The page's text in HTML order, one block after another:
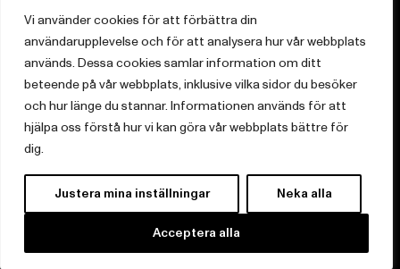
Vi använder cookies för att förbättra din
användarupplevelse och för att analysera hur vår webbplats
används. Dessa cookies samlar information om ditt
beteende på vår webbplats, inklusive vilka sidor du besöker
och hur länge du stannar. Informationen används för att
hjälpa oss förstå hur vi kan göra vår webbplats bättre för
dig.
Justera mina inställningar Neka alla
Acceptera alla
Box 3159, 103 63 Stockholm
Om Bonnierförlagen
Cookies
Integritetspolicy